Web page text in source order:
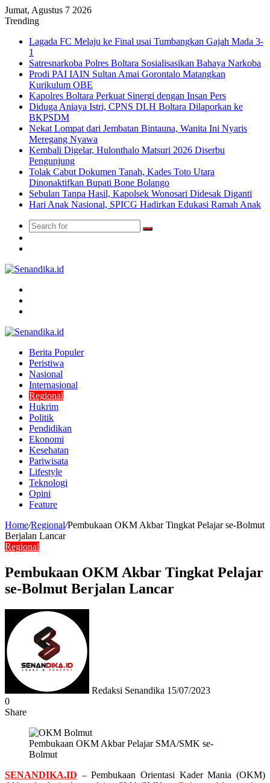
Jumat, Agustus 7 2026
Trending
Lagada FC Melaju ke Final usai Tumbangkan Gajah Mada 3-
1
Satresnarkoba Polres Boltara Sosialisasikan Bahaya Narkoba
Prodi PAI IAIN Sultan Amai Gorontalo Matangkan
Kurikulum OBE
Kapolres Boltara Perkuat Sinergi dengan Insan Pers
Diduga Aniaya Istri, CPNS DLH Boltara Dilaporkan ke
BKPSDM
Nekat Lompat dari Jembatan Bintauna, Wanita Ini Nyaris
Meregang Nyawa
Kembali Digelar, Hulonthalo Matsuri 2026 Diserbu
Pengunjung
Tolak Cabut Dokumen Tanah, Kades Toto Utara
Dinonaktifkan Bupati Bone Bolango
Sebulan Tanpa Hasil, Kapolsek Wonosari Didesak Diganti
Hari Anak Nasional, SPICG Hadirkan Edukasi Ramah Anak
Search
Berita Populer
Peristiwa
Nasional
Internasional
Regional
Hukrim
Politik
Pendidikan
Ekonomi
Kesehatan
Pariwisata
Lifestyle
Teknologi
Opini
Feature
Home/Regional/Pembukaan OKM Akbar Tingkat Pelajar se-Bolmut
Berjalan Lancar
Regional
Pembukaan OKM Akbar Tingkat Pelajar
se-Bolmut Berjalan Lancar
Redaksi Senandika 15/07/2023
0
Share
Pembukaan OKM Akbar Pelajar SMA/SMK se-
Bolmut
SENANDIKA.ID – Pembukaan Orientasi Kader Mania (OKM)